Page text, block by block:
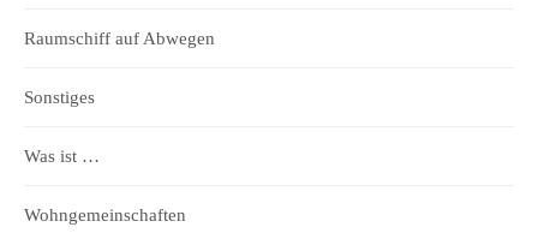
Raumschiff auf Abwegen
Sonstiges
Was ist …
Wohngemeinschaften